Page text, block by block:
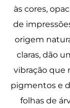
às cores,
de
origem
claras, dão
vibração que
pigmentos e
folhas de